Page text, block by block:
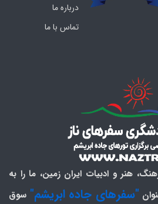
درباره ما
تماس با ما
هنر و ادبیات ایران زمین، ما را به
"سفرهای جاده ابریشم" سوق